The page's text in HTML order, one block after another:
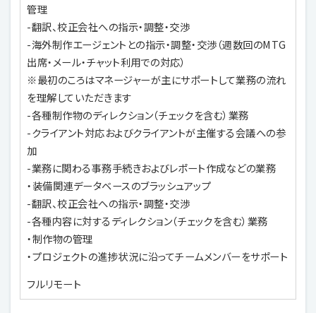
管理
-翻訳、校正会社への指示・調整・交渉
-海外制作エージェントとの指示・調整・交渉（週数回のMTG
出席・メール・チャット利用での対応）
※最初のころはマネージャーが主にサポートして業務の流れ
を理解していただきます
-各種制作物のディレクション（チェックを含む）業務
-クライアント対応およびクライアントが主催する会議への参
加
-業務に関わる事務手続きおよびレポート作成などの業務
・装備関連データベースのブラッシュアップ
-翻訳、校正会社への指示・調整・交渉
-各種内容に対するディレクション（チェックを含む）業務
・制作物の管理
・プロジェクトの進捗状況に沿ってチームメンバーをサポート
フルリモート